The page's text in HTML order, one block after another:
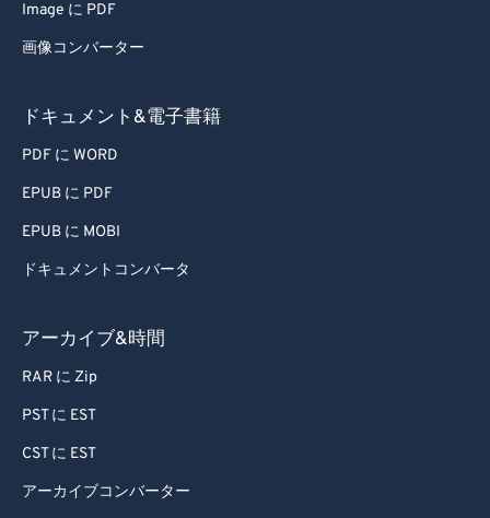
Image に PDF
画像コンバーター
ドキュメント&電子書籍
PDF に WORD
EPUB に PDF
EPUB に MOBI
ドキュメントコンバータ
アーカイブ&時間
RAR に Zip
PST に EST
CST に EST
アーカイブコンバーター